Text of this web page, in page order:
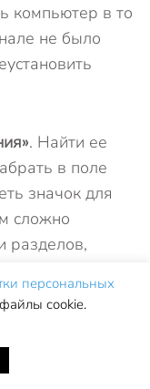
компьютер в то
не было
. Найти ее
в поле
значок для
сложно
разделов,
блок. Для
персональных
cookie.